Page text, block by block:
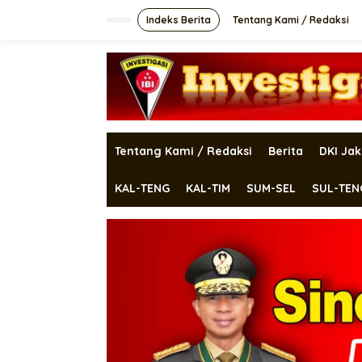
Indeks Berita Tentang Kami / Redaksi
Tentang Kami / Redaksi Berita DKI
KAL-TENG KAL-TIM SUM-SEL SUL-